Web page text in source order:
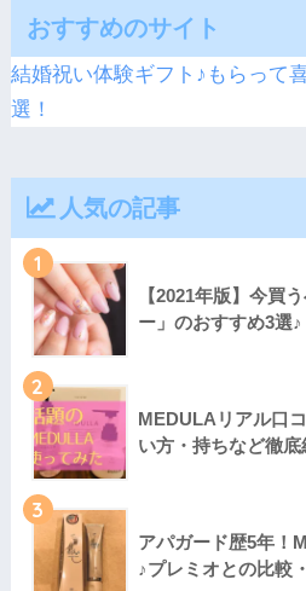
おすすめのサイト
結婚祝い体験ギフト♪もらって
選！
人気の記事
1
【2021年版】今買
ー」のおすすめ3選♪
2
MEDULAリアル口
い方・持ちなど徹底
3
アパガード歴5年！
♪プレミオとの比較